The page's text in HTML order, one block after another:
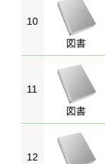
10
図書
11
図書
12